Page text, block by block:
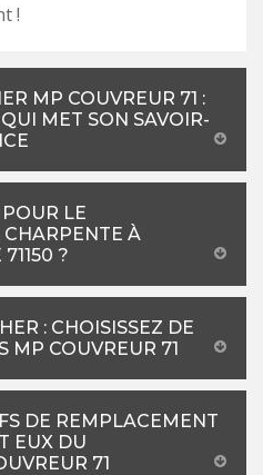
!
MP COUVREUR 71 :
MET SON SAVOIR-
LE
À
?
: CHOISISSEZ DE
MP COUVREUR 71
DE REMPLACEMENT
EUX DU
71